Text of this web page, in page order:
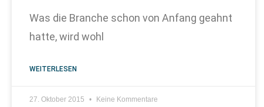
Was die Branche schon von Anfang geahnt
hatte, wird wohl
WEITERLESEN
27. Oktober 2015 Keine Kommentare